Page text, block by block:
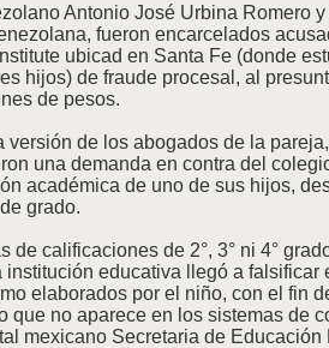
Antonio José Urbina Romero
fueron encarcelados
ubicad en Santa Fe (donde
hijos) de fraude procesal, al
de pesos.
versión de los abogados de la
una demanda en contra del
académica de uno de sus hijos,
grado.
de calificaciones de 2°, 3° ni 4°
institución educativa llegó a falsificar
elaborados por el niño, con el fin
que no aparece en los sistemas de
mexicano Secretaria de Educación